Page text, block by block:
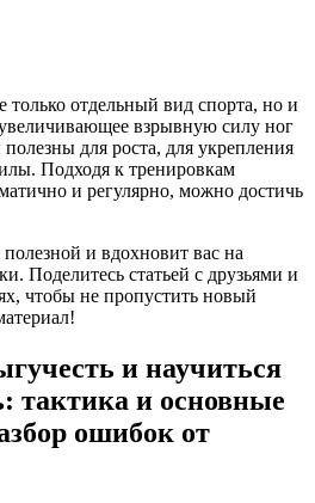
отдельный вид спорта, но и
взрывную силу ног
для роста, для укрепления
Подходя к тренировкам
и регулярно, можно достичь
и вдохновит вас на
Поделитесь статьей с друзьями и
чтобы не пропустить новый
и научиться
тактика и основные
ошибок от